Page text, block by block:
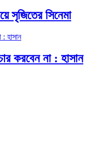
সৃজিতের সিনেমা
করবেন না : হাসান